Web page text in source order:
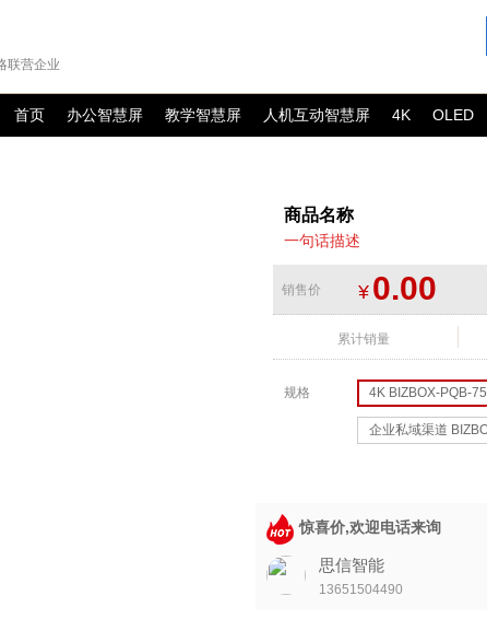
联营企业
首页 办公智慧屏 教学智慧屏 人机互动智慧屏 4K OLED
商品名称
一句话描述
销售价 ¥ 0.00
累计销量
规格 4K BIZBOX-PQB-75
企业私域渠道
惊喜价,欢迎电话来询
思信智能
13651504490